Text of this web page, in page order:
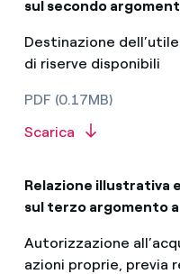
sul secondo
Destinazione
di riserve disponibili
PDF (0.17MB)
Scarica
Relazione illustrativa
sul terzo argomento
Autorizzazione
azioni proprie, previa